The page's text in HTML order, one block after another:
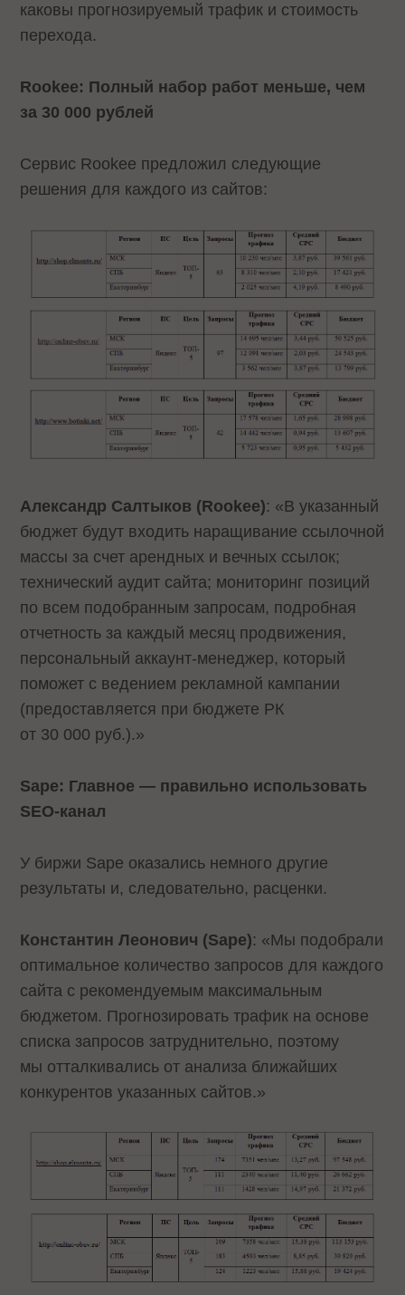
каковы прогнозируемый трафик и стоимость
перехода.
Rookee: Полный набор работ меньше, чем
за 30 000 рублей
Сервис Rookee предложил следующие
решения для каждого из сайтов:
Александр Салтыков (Rookee): «В указанный
бюджет будут входить наращивание ссылочной
массы за счет арендных и вечных ссылок;
технический аудит сайта; мониторинг позиций
по всем подобранным запросам, подробная
отчетность за каждый месяц продвижения,
персональный аккаунт-менеджер, который
поможет с ведением рекламной кампании
(предоставляется при бюджете РК
от 30 000 руб.).»
Sape: Главное — правильно использовать
SEO-канал
У биржи Sape оказались немного другие
результаты и, следовательно, расценки.
Константин Леонович (Sape): «Мы подобрали
оптимальное количество запросов для каждого
сайта с рекомендуемым максимальным
бюджетом. Прогнозировать трафик на основе
списка запросов затруднительно, поэтому
мы отталкивались от анализа ближайших
конкурентов указанных сайтов.»